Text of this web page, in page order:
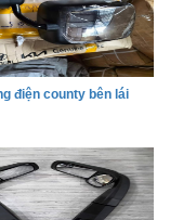
điện county bên lái